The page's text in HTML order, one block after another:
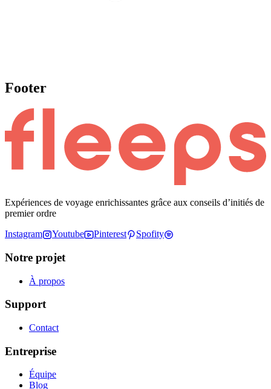
Footer
Expériences de voyage enrichissantes grâce aux conseils d’initiés de
premier ordre
Instagram
Youtube Pinterest Spofity
Notre projet
À propos
Support
Contact
Entreprise
Équipe
Blog